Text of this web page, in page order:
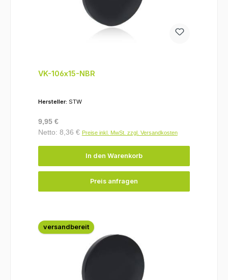
VK-106x15-NBR
Hersteller: STW
Regulärer Preis:
9,95 €
Netto: 8,36 € Preise inkl. MwSt. zzgl. Versandkosten
In den Warenkorb
Preis anfragen
versandbereit